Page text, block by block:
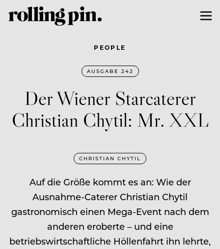
PEOPLE
AUSGABE 242
Der Wiener Starcaterer
Christian Chytil: Mr. XXL
CHRISTIAN CHYTIL
Auf die Größe kommt es an: Wie der
Ausnahme-Caterer Christian Chytil
gastronomisch einen Mega-Event nach dem
anderen eroberte – und eine
betriebswirtschaftliche Höllenfahrt ihn lehrte,